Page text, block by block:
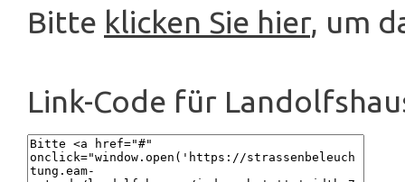
Bitte klicken Sie hier, um
Link-Code für